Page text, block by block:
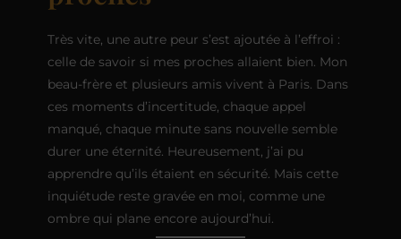
Très vite, une autre peur s’est ajoutée à l’effroi :
celle de savoir si mes proches allaient bien. Mon
beau-frère et plusieurs amis vivent à Paris. Dans
ces moments d’incertitude, chaque appel
manqué, chaque minute sans nouvelle semble
durer une éternité. Heureusement, j’ai pu
apprendre qu’ils étaient en sécurité. Mais cette
inquiétude reste gravée en moi, comme une
ombre qui plane encore aujourd’hui.